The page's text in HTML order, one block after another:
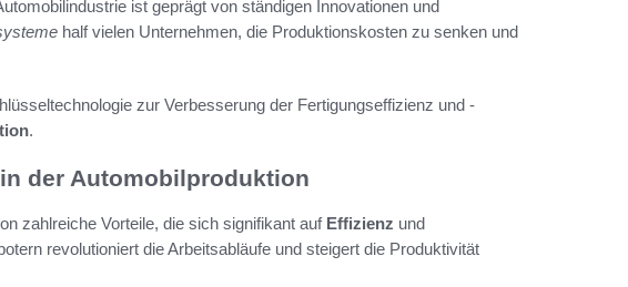
ist geprägt von ständigen Innovationen und
half vielen Unternehmen, die Produktionskosten zu senken und
zur Verbesserung der Fertigungseffizienz und -
.
der Automobilproduktion
zahlreiche Vorteile, die sich signifikant auf Effizienz und
revolutioniert die Arbeitsabläufe und steigert die Produktivität